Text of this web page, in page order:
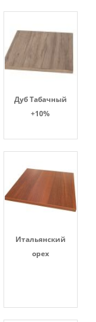
Дуб Табачный
+10%
Итальянский
орех